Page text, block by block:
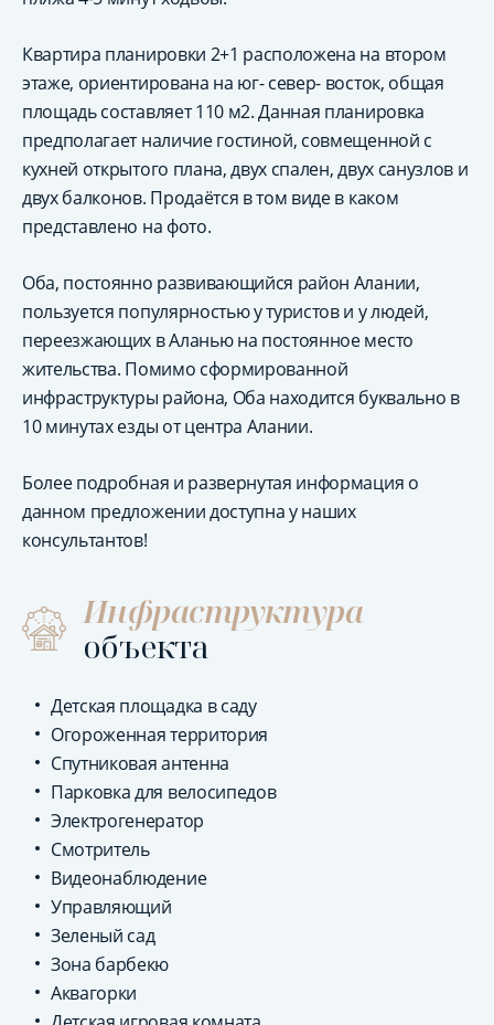
Квартира планировки 2+1 расположена на втором
этаже, ориентирована на юг- север- восток, общая
площадь составляет 110 м2. Данная планировка
предполагает наличие гостиной, совмещенной с
кухней открытого плана, двух спален, двух санузлов и
двух балконов. Продаётся в том виде в каком
представлено на фото.
Оба, постоянно развивающийся район Алании,
пользуется популярностью у туристов и у людей,
переезжающих в Аланью на постоянное место
жительства. Помимо сформированной
инфраструктуры района, Оба находится буквально в
10 минутах езды от центра Алании.
Более подробная и развернутая информация о
данном предложении доступна у наших
консультантов!
Инфраструктура
объекта
Детская площадка в саду
Огороженная территория
Спутниковая антенна
Парковка для велосипедов
Электрогенератор
Смотритель
Видеонаблюдение
Управляющий
Зеленый сад
Зона барбекю
Аквагорки